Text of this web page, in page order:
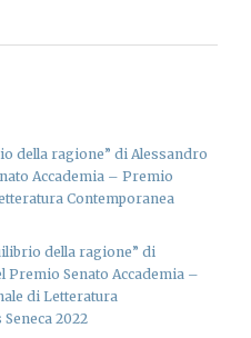
della ragione” di Alessandro
Accademia – Premio
Contemporanea
della ragione” di
Senato Accademia –
di Letteratura
2022